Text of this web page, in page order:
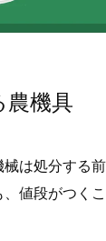
農機具
は処分する
値段がつくこ